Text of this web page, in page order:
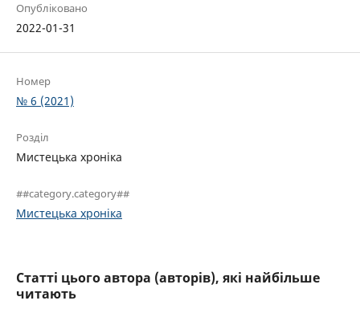
Опубліковано
2022-01-31
Номер
№ 6 (2021)
Розділ
Мистецька хроніка
##category.category##
Мистецька хроніка
Статті цього автора (авторів), які найбільше
читають